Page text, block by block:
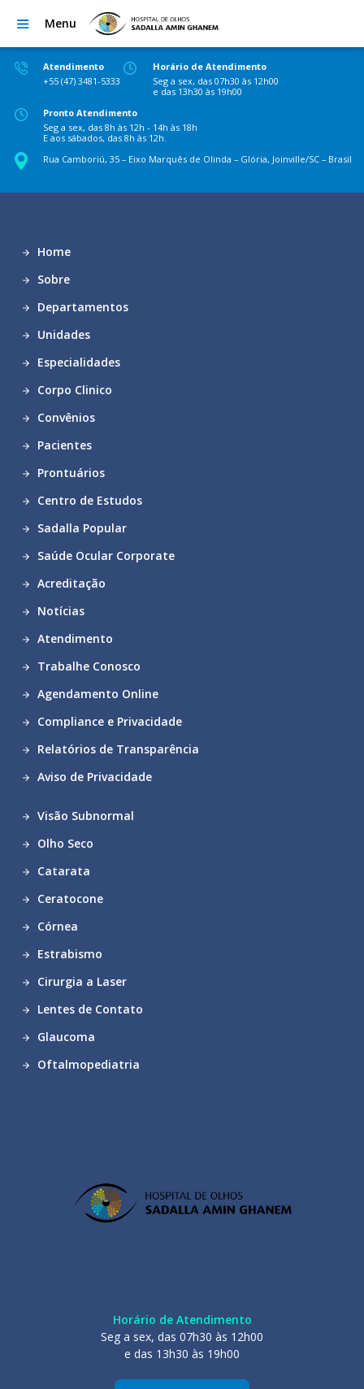
Menu
Atendimento
+55 (47) 3481-5333
Horário de Atendimento
Seg a sex, das 07h30 às 12h00
e das 13h30 às 19h00
Pronto Atendimento
Seg a sex, das 8h às 12h - 14h às 18h
E aos sábados, das 8h às 12h.
Rua Camboriú, 35 – Eixo Marquês de Olinda – Glória, Joinville/SC – Brasil
Home
Sobre
Departamentos
Unidades
Especialidades
Corpo Clinico
Convênios
Pacientes
Prontuários
Centro de Estudos
Sadalla Popular
Saúde Ocular Corporate
Acreditação
Notícias
Atendimento
Trabalhe Conosco
Agendamento Online
Compliance e Privacidade
Relatórios de Transparência
Aviso de Privacidade
Visão Subnormal
Olho Seco
Catarata
Ceratocone
Córnea
Estrabismo
Cirurgia a Laser
Lentes de Contato
Glaucoma
Oftalmopediatria
Horário de Atendimento
Seg a sex, das 07h30 às 12h00
e das 13h30 às 19h00